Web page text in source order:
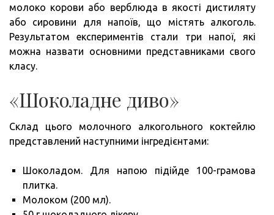
молоко корови або верблюда в якості дистиляту
або сировини для напоїв, що містять алкоголь.
Результатом експериментів стали три напої, які
можна назвати основними представниками свого
класу.
«Шоколадне диво»
Склад цього молочного алкогольного коктейлю
представлений наступними інгредієнтами:
Шоколадом. Для напою підійде 100-грамова
плитка.
Молоком (200 мл).